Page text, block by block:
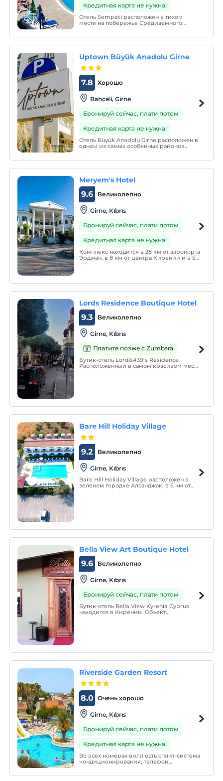
Кредитная карта не нужна!
Отель Sempati расположен в тихом
месте на побережье Средиземного
видом на море. Город Кирения
находится в 15 км.
Uptown Büyük Anadolu Girne
Хорошо
7.8
Bahçeli, Girne
Бронируй сейчас, плати потом
Кредитная карта не нужна!
Отель Büyük Anadolu Girne расположен в
одном из самых особенных районов
других местах, с сосновым лесом рядом
с ним, с морем на одном.
Meryem's Hotel
Великолепно
9.6
Girne, Kıbrıs
Бронируй сейчас, плати потом
Кредитная карта не нужна!
Комплекс находится в 28 км от аэропорта
Эрджан, в 8 км от центра Кирении и в 5
Lords Residence Boutique Hotel
Великолепно
9.3
Girne, Kıbrıs
Платите позже с Zumbara
Бутик-отель Lord&#39;s Residence
Расположенный в самом красивом месте
Bare Hill Holiday Village
Великолепно
9.2
Girne, Kıbrıs
Bare Hill Holiday Village расположен в
зеленом городке Алсанджак, в 6 км от
Bella View Art Boutique Hotel
Великолепно
9.6
Girne, Kıbrıs
Бронируй сейчас, плати потом
Бутик-отель Bella View Kyrenia Cyprus
находится в Кирении. Объект
Riverside Garden Resort
Очень хорошо
8.0
Girne, Kıbrıs
Бронируй сейчас, плати потом
Кредитная карта не нужна!
Во всех номерах вилл есть сплит-система
кондиционирования, телефон,